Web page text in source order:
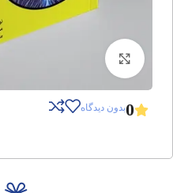
0بدون دیدگاه